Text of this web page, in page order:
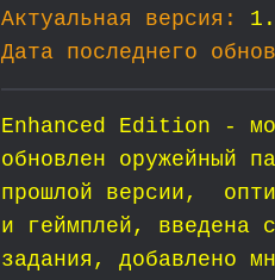
Актуальная версия:
Дата последнего
Enhanced Edition -
обновлен оружейный
прошлой версии,
и геймплей, введена
задания, добавлено